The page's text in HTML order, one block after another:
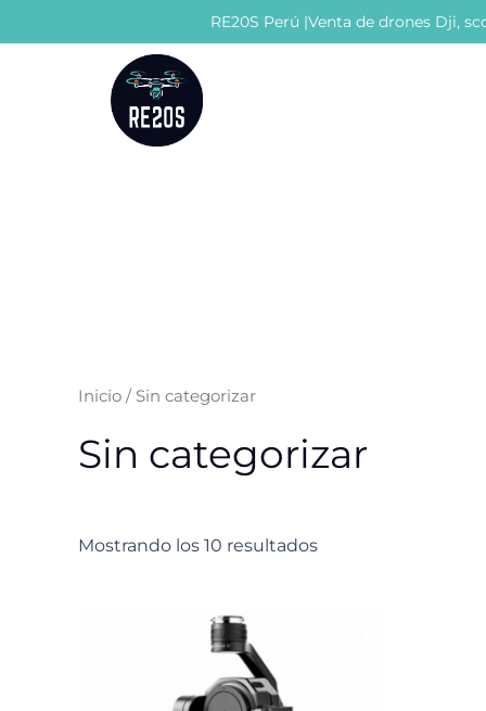
al
RE20S Perú |Venta de drones Dji,
Inicio / Sin categorizar
Sin categorizar
Mostrando los 10 resultados